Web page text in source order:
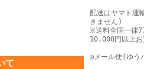
て
配送はヤマト
きません)
※送料全国一律
10,000円以上お
◎メール便(ゆう